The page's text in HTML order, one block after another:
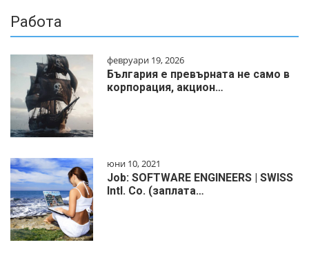
Работа
февруари 19, 2026
България е превърната не само в
корпорация, акцион…
юни 10, 2021
Job: SOFTWARE ENGINEERS | SWISS
Intl. Co. (заплата…